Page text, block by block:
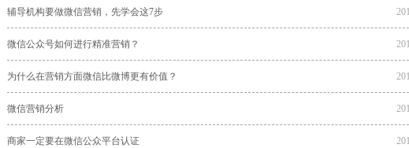
辅导机构要做微信营销，先学会这7步
微信公众号如何进行精准营销？
为什么在营销方面微信比微博更有价值？
微信营销分析
商家一定要在微信公众平台认证